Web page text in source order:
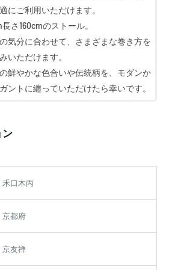
にご利用いただけます。
さ160cmのストール。
気分に合わせて、さまざまな巻き方を
いただけます。
鮮やかな色合いや伝統柄を、モダンか
ントに纏っていただけたら幸いです。
ン
禾口木丙
京都府
京友禅